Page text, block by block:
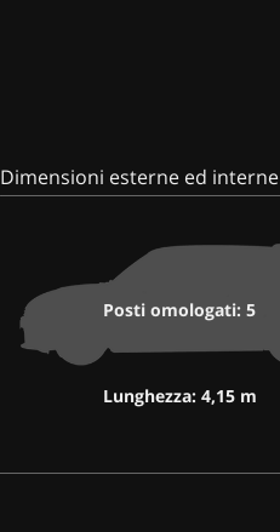
Dimensioni esterne ed interne
Posti omologati: 5
Lunghezza: 4,15 m